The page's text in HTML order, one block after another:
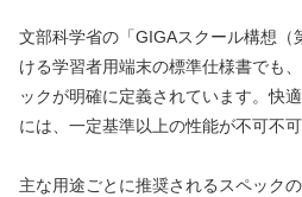
文部科学省の「GIGAスクール構想（
ける学習者用端末の標準仕様書でも
ックが明確に定義されています。快
には、一定基準以上の性能が不可不可
主な用途ごとに推奨されるスペック